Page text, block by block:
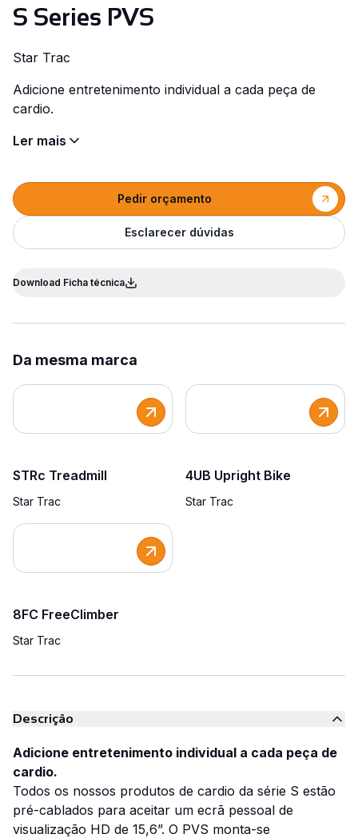
S Series PVS
Star Trac
Adicione entretenimento individual a cada peça de
cardio.
Ler mais
Pedir orçamento
Esclarecer dúvidas
Download Ficha técnica
Da mesma marca
STRc Treadmill
Star Trac
4UB Upright Bike
Star Trac
8FC FreeClimber
Star Trac
Descrição
Adicione entretenimento individual a cada peça de
cardio.
Todos os nossos produtos de cardio da série S estão
pré-cablados para aceitar um ecrã pessoal de
visualização HD de 15,6”. O PVS monta-se